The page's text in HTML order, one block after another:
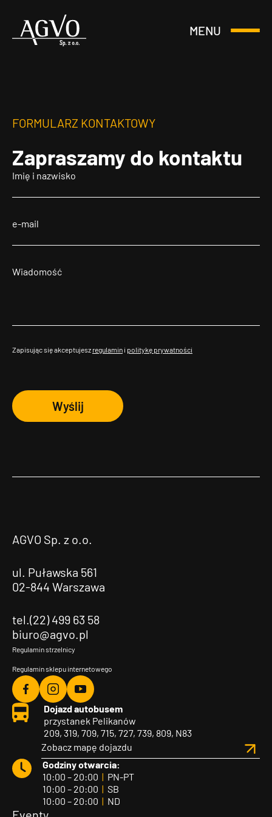
Header
MENU
Otwórz
FORMULARZ KONTAKTOWY
Zapraszamy do kontaktu
Zapisując się akceptujesz regulamin i politykę prywatności
Wyślij
AGVO Sp. z o.o.
ul. Puławska 561
02-844 Warszawa
tel.(22) 499 63 58
biuro@agvo.pl
Regulamin strzelnicy
Regulamin sklepu internetowego
Agvo
Facebook
Agvo
Instagram
Agvo
YouTube
Dojazd autobusem
przystanek Pelikanów
209, 319, 709, 715, 727, 739, 809, N83
Zobacz mapę dojazdu
Godziny otwarcia:
10:00 – 20:00 | PN-PT
10:00 – 20:00 | SB
10:00 – 20:00 | ND